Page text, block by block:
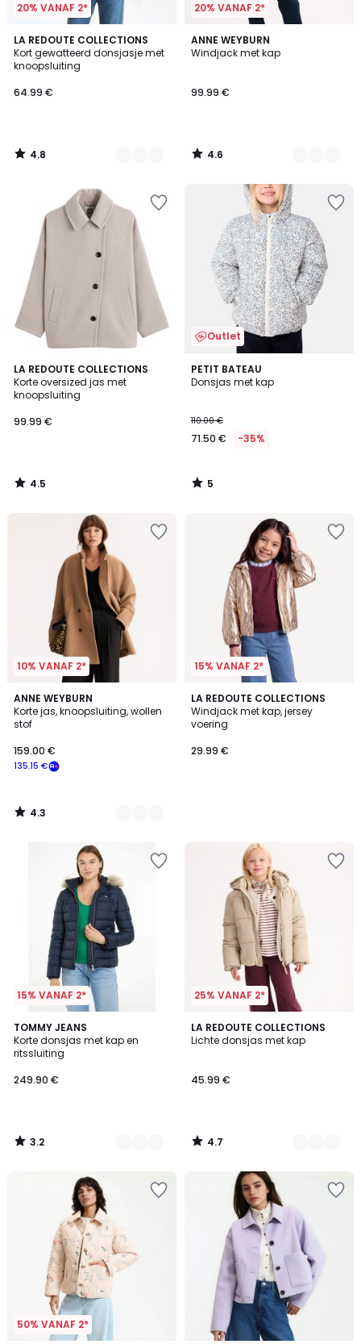
20% VANAF 2*
LA REDOUTE COLLECTIONS
Kort gewatteerd donsjasje met
knoopsluiting
64.99 €
4.8
/ 5
3
Kleuren
4.8
/
20% VANAF 2*
ANNE WEYBURN
Windjack met kap
99.99 €
4.6
/ 5
2
Kleuren
4.6
/
LA REDOUTE COLLECTIONS
Korte oversized jas met
knoopsluiting
99.99 €
4.5
/ 5
4.5
/
Outlet
PETIT BATEAU
Donsjas met kap
110.00 €
71.50 € -35%
5
/
5
/
10% VANAF 2*
ANNE WEYBURN
Korte jas, knoopsluiting, wollen
stof
135.15 €
159.00 €
4.3
/ 5
2
Kleuren
4.3
/
15% VANAF 2*
LA REDOUTE COLLECTIONS
Windjack met kap, jersey
voering
29.99 €
15% VANAF 2*
TOMMY JEANS
Korte donsjas met kap en
ritssluiting
249.90 €
3.2
/ 5
2
Kleuren
3.2
/
25% VANAF 2*
LA REDOUTE COLLECTIONS
Lichte donsjas met kap
45.99 €
4.7
/ 5
4
Kleuren
4.7
/
50% VANAF 2*